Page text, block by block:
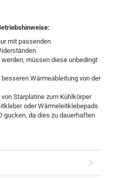
mit passenden
müssen diese unbedingt
Wärmeableitung von der
Starplatine zum Kühlkörper
oder Wärmeleitklebepads.
gucken, da dies zu dauerhaften